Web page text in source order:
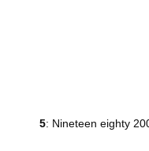
5: Nineteen eighty